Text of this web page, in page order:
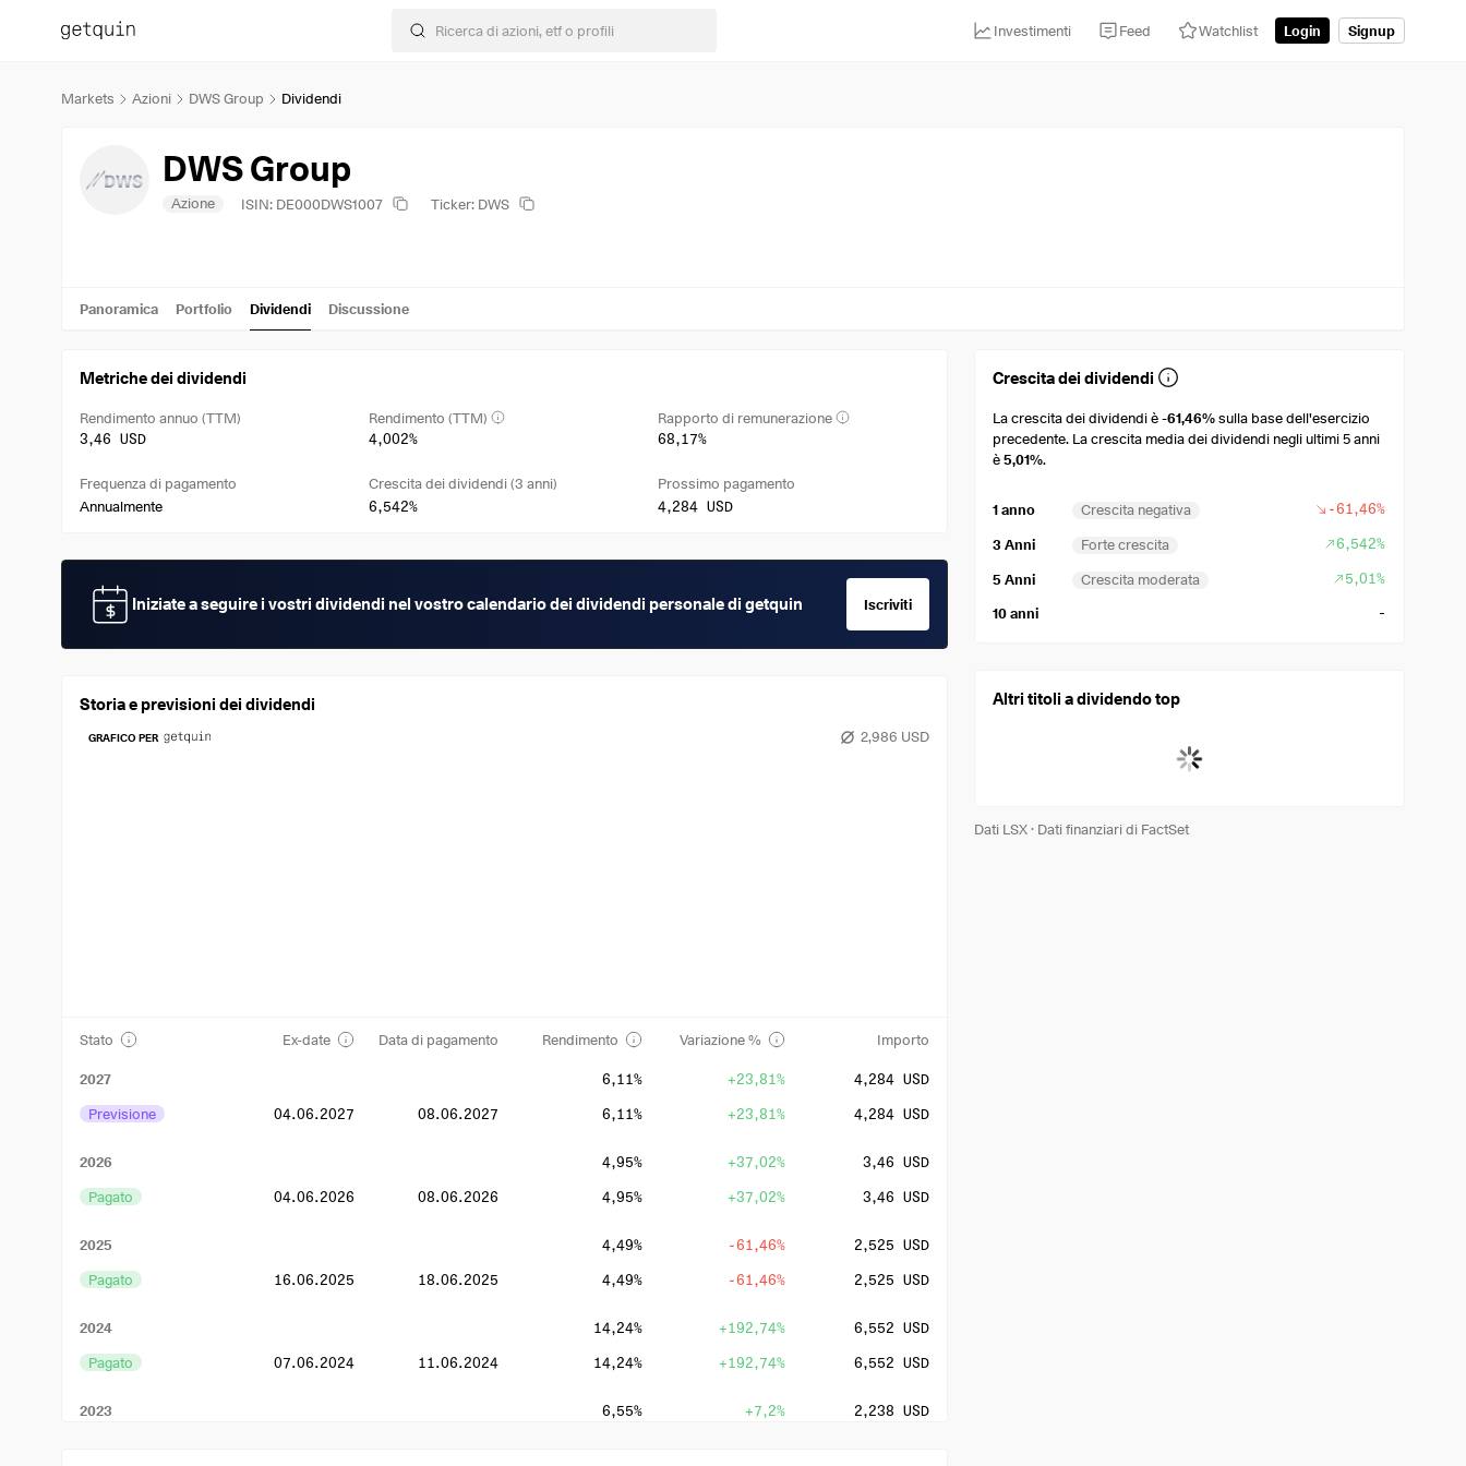
Investimenti Feed Watchlist Login Signup
Markets Azioni DWS Group Dividendi
DWS Group
Azione ISIN: DE000DWS1007 Ticker: DWS
Panoramica Portfolio Dividendi Discussione
Metriche dei dividendi
Rendimento annuo (TTM)
3,46 USD
Rendimento (TTM)
4,002%
Rapporto di remunerazione
68,17%
Frequenza di pagamento
Annualmente
Crescita dei dividendi (3 anni)
6,542%
Prossimo pagamento
4,284 USD
Iniziate a seguire i vostri dividendi nel vostro calendario dei dividendi personale di getquin Iscriviti
Storia e previsioni dei dividendi
2,986 USD
GRAFICO PER
Stato Ex-date Data di pagamento Rendimento Variazione % Importo
2027 6,11% +23,81%
4,284 USD
Previsione
04.06.2027 08.06.2027 6,11% +23,81% 4,284 USD
2026 4,95% +37,02%
3,46 USD
Pagato
04.06.2026 08.06.2026 4,95% +37,02% 3,46 USD
2025 4,49% -61,46%
2,525 USD
Pagato
16.06.2025 18.06.2025 4,49% -61,46% 2,525 USD
2024 14,24% +192,74%
6,552 USD
Pagato
07.06.2024 11.06.2024 14,24% +192,74% 6,552 USD
2023 6,55% +7,2%
2,238 USD
Crescita dei dividendi
La crescita dei dividendi è-61,46%sulla base dell'esercizio
precedente. La crescita media dei dividendi negli ultimi 5 anni
è5,01%.
1 anno Crescita negativa -61,46%
3 Anni Forte crescita 6,542%
5 Anni Crescita moderata
5,01%
10 anni
-
Altri titoli a dividendo top
Dati LSX· Dati finanziari di FactSet